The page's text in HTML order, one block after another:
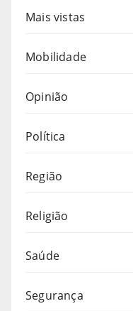
Mais vistas
Mobilidade
Opinião
Política
Região
Religião
Saúde
Segurança